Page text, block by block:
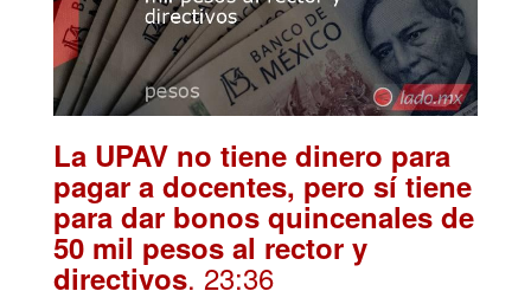
La UPAV no tiene dinero para
pagar a docentes, pero sí tiene
para dar bonos quincenales de
50 mil pesos al rector y
directivos. 23:36